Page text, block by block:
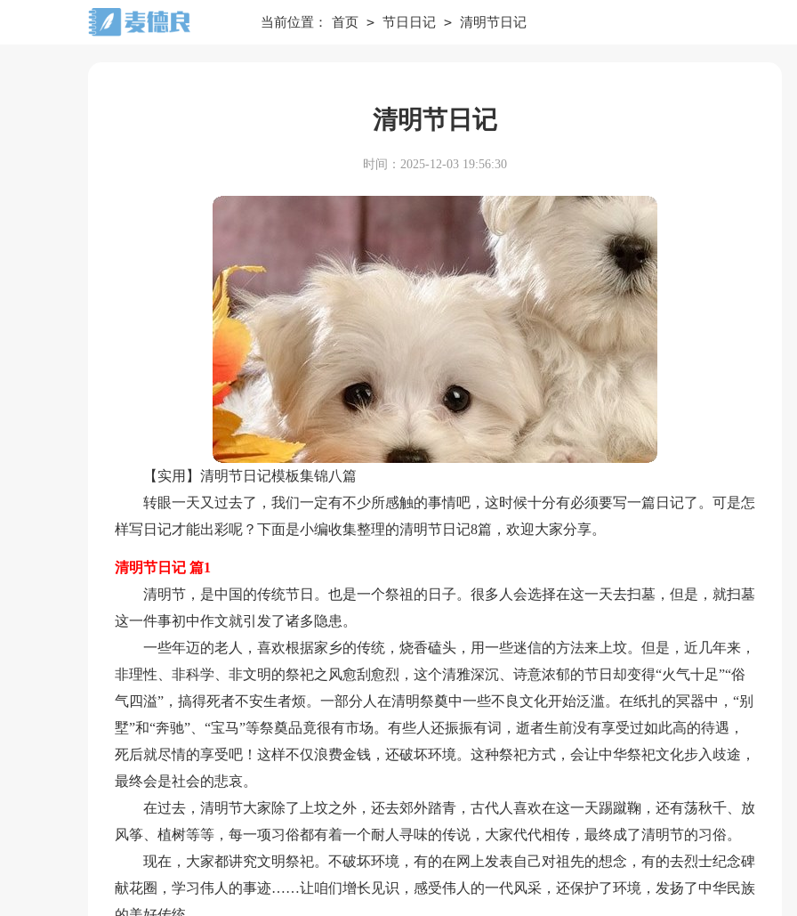
当前位置： 首页 > 节日日记 > 清明节日记
清明节日记
时间：2025-12-03 19:56:30
【实用】清明节日记模板集锦八篇
转眼一天又过去了，我们一定有不少所感触的事情吧，这时候十分有必须要写一篇日记了。可是怎
样写日记才能出彩呢？下面是小编收集整理的清明节日记8篇，欢迎大家分享。
清明节日记 篇1
清明节，是中国的传统节日。也是一个祭祖的日子。很多人会选择在这一天去扫墓，但是，就扫墓
这一件事初中作文就引发了诸多隐患。
一些年迈的老人，喜欢根据家乡的传统，烧香磕头，用一些迷信的方法来上坟。但是，近几年来，
非理性、非科学、非文明的祭祀之风愈刮愈烈，这个清雅深沉、诗意浓郁的节日却变得“火气十足”“俗
气四溢”，搞得死者不安生者烦。一部分人在清明祭奠中一些不良文化开始泛滥。在纸扎的冥器中，“别
墅”和“奔驰”、“宝马”等祭奠品竟很有市场。有些人还振振有词，逝者生前没有享受过如此高的待遇，
死后就尽情的享受吧！这样不仅浪费金钱，还破坏环境。这种祭祀方式，会让中华祭祀文化步入歧途，
最终会是社会的悲哀。
在过去，清明节大家除了上坟之外，还去郊外踏青，古代人喜欢在这一天踢蹴鞠，还有荡秋千、放
风筝、植树等等，每一项习俗都有着一个耐人寻味的传说，大家代代相传，最终成了清明节的习俗。
现在，大家都讲究文明祭祀。不破坏环境，有的在网上发表自己对祖先的想念，有的去烈士纪念碑
献花圈，学习伟人的事迹……让咱们增长见识，感受伟人的一代风采，还保护了环境，发扬了中华民族